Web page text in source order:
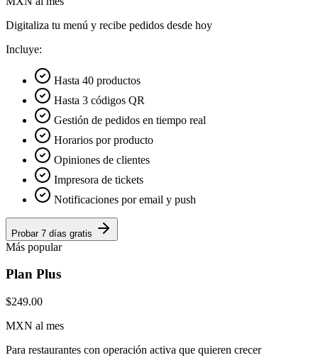
Digitaliza tu menú y recibe pedidos desde hoy
Incluye:
Hasta 40 productos
Hasta 3 códigos QR
Gestión de pedidos en tiempo real
Horarios por producto
Opiniones de clientes
Impresora de tickets
Notificaciones por email y push
Probar 7 días gratis
Más popular
Plan Plus
$249.00
MXN al mes
Para restaurantes con operación activa que quieren crecer